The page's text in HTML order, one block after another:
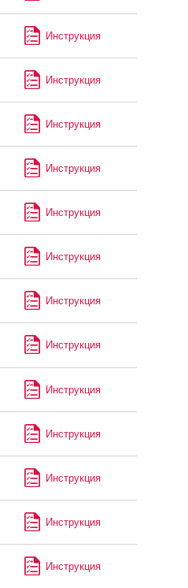
Инструкция
Инструкция
Инструкция
Инструкция
Инструкция
Инструкция
Инструкция
Инструкция
Инструкция
Инструкция
Инструкция
Инструкция
Инструкция